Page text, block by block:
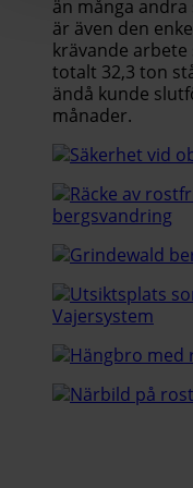
än många
är även den
krävande
totalt 32,3 ton
ändå kunde
månader.